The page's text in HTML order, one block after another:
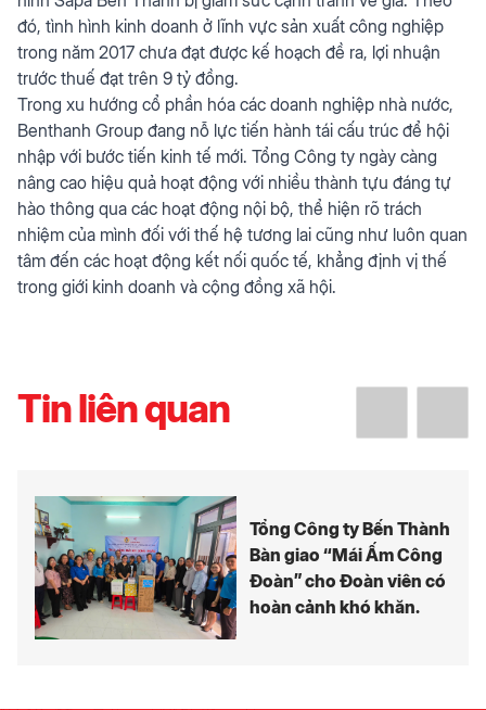
đó, tình hình kinh doanh ở lĩnh vực sản xuất công nghiệp
trong năm 2017 chưa đạt được kế hoạch đề ra, lợi nhuận
trước thuế đạt trên 9 tỷ đồng.
Trong xu hướng cổ phần hóa các doanh nghiệp nhà nước,
Benthanh Group đang nỗ lực tiến hành tái cấu trúc để hội
nhập với bước tiến kinh tế mới. Tổng Công ty ngày càng
nâng cao hiệu quả hoạt động với nhiều thành tựu đáng tự
hào thông qua các hoạt động nội bộ, thể hiện rõ trách
nhiệm của mình đối với thế hệ tương lai cũng như luôn quan
tâm đến các hoạt động kết nối quốc tế, khẳng định vị thế
trong giới kinh doanh và cộng đồng xã hội.
Tin liên quan
Tổng Công ty Bến Thành
Bàn giao “Mái Ấm Công
Đoàn” cho Đoàn viên có
hoàn cảnh khó khăn.